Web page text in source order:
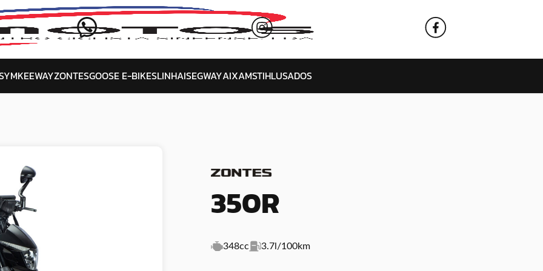
KEEWAYZONTESGOOSE E-BIKESLINHAISEGWAYAIXAMSTIHLUSADOS
350R
348cc 3.7l/100km